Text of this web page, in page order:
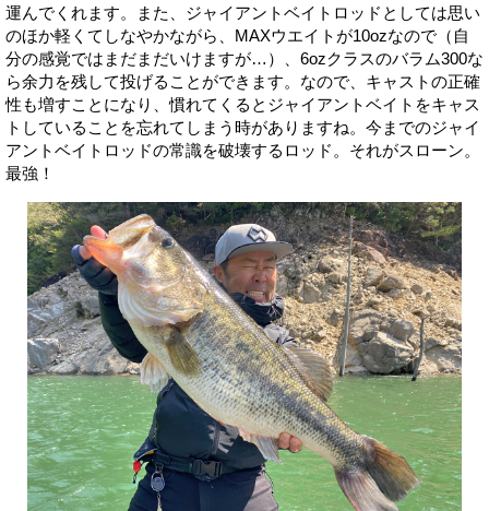
運んでくれます。また、ジャイアントベイトロッドとしては思い
のほか軽くてしなやかながら、MAXウエイトが10ozなので（自
分の感覚ではまだまだいけますが…）、6ozクラスのバラム300な
ら余力を残して投げることができます。なので、キャストの正確
性も増すことになり、慣れてくるとジャイアントベイトをキャス
トしていることを忘れてしまう時がありますね。今までのジャイ
アントベイトロッドの常識を破壊するロッド。それがスローン。
最強！